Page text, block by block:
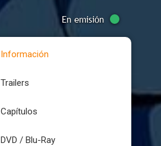
En emisión
Información
Trailers
Capítulos
DVD / Blu-Ray